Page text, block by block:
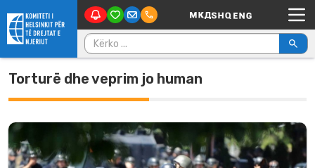
Skip to content Main Navigation
Kërko për:
Torturë dhe veprim jo human